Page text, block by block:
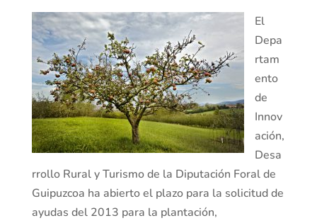
El
Depa
rtam
ento
de
Innov
ación,
Desa
rrollo Rural y Turismo de la Diputación Foral de
Guipuzcoa ha abierto el plazo para la solicitud de
ayudas del 2013 para la plantación,